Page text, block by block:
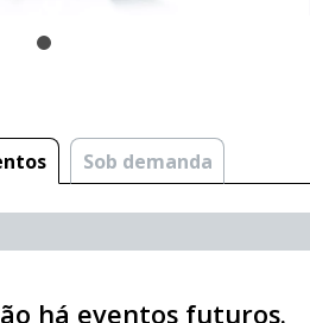
Sob demanda
há eventos futuros.